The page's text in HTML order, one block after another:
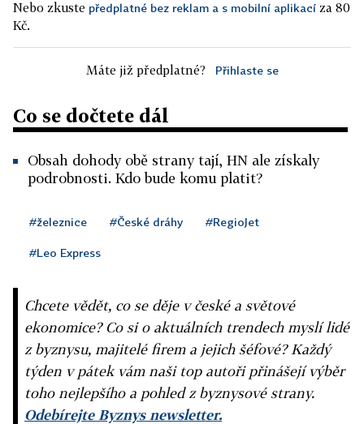
Nebo zkuste předplatné bez reklam a s mobilní aplikací za 80
Kč.
Máte již předplatné? Přihlaste se
Co se dočtete dál
Obsah dohody obě strany tají, HN ale získaly
podrobnosti. Kdo bude komu platit?
#železnice #České dráhy #RegioJet
#Leo Express
Chcete vědět, co se děje v české a světové
ekonomice? Co si o aktuálních trendech myslí lidé
z byznysu, majitelé firem a jejich šéfové? Každý
týden v pátek vám naši top autoři přinášejí výběr
toho nejlepšího a pohled z byznysové strany.
Odebírejte Byznys newsletter.